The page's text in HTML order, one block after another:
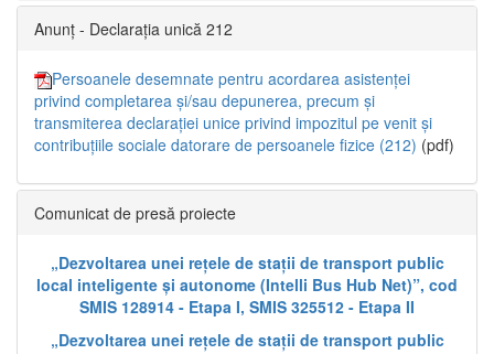
Anunț - Declarația unică 212
Persoanele desemnate pentru acordarea asistenței
privind completarea și/sau depunerea, precum și
transmiterea declarației unice privind impozitul pe venit și
contribuțiile sociale datorare de persoanele fizice (212) (pdf)
Comunicat de presă proiecte
„Dezvoltarea unei rețele de stații de transport public
local inteligente și autonome (Intelli Bus Hub Net)”, cod
SMIS 128914 - Etapa I, SMIS 325512 - Etapa II
„Dezvoltarea unei rețele de stații de transport public